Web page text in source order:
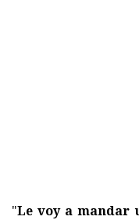
"Le voy a mandar